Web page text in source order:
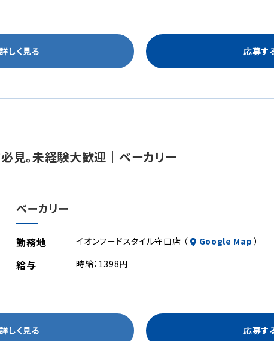
詳しく見る 応募す
見。未経験大歓迎｜ベーカリー
ベーカリー
勤務地 イオンフードスタイル守口店 （ Google Map ）
給与 時給：1398円
詳しく見る 応募す